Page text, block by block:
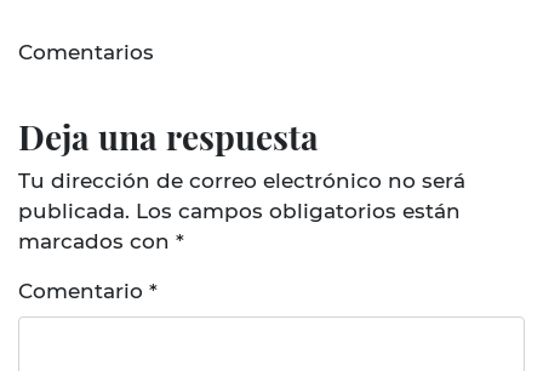
Comentarios
Deja una respuesta
Tu dirección de correo electrónico no será
publicada. Los campos obligatorios están
marcados con *
Comentario *